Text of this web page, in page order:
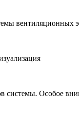
вентиляционных
системы. Особое